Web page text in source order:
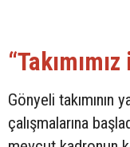
Gönyeli takımının
çalışmalarına